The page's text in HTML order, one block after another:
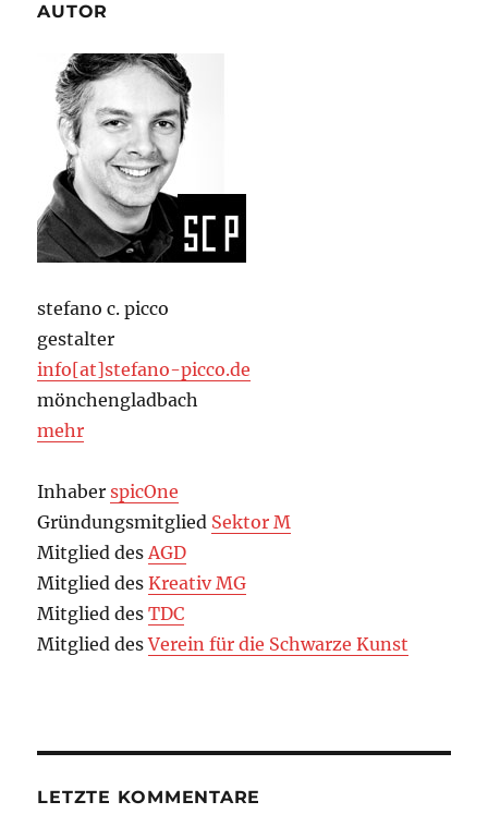
AUTOR
stefano c. picco
gestalter
info[at]stefano-picco.de
mönchengladbach
mehr
InhaberspicOne
Gründungsmitglied Sektor M
Mitglied desAGD
Mitglied desKreativ MG
Mitglied desTDC
Mitglied desVerein für die Schwarze Kunst
LETZTE KOMMENTARE